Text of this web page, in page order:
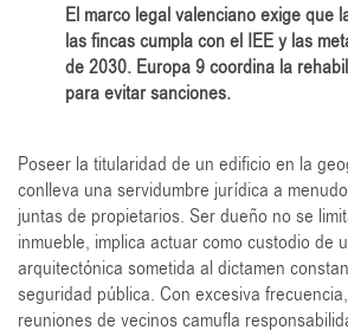
El marco legal valenciano exige que
las fincas cumpla con el IEE y las
de 2030. Europa 9 coordina la
para evitar sanciones.
Poseer la titularidad de un edificio en la
conlleva una servidumbre jurídica a
juntas de propietarios. Ser dueño no se
inmueble, implica actuar como custodio de
arquitectónica sometida al dictamen
seguridad pública. Con excesiva
reuniones de vecinos camufla